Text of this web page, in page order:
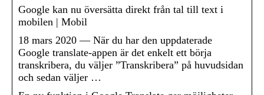
Google kan nu översätta direkt från tal till text i
mobilen | Mobil
18 mars 2020 — När du har den uppdaterade
Google translate-appen är det enkelt ett börja
transkribera, du väljer ”Transkribera” på huvudsidan
och sedan väljer …